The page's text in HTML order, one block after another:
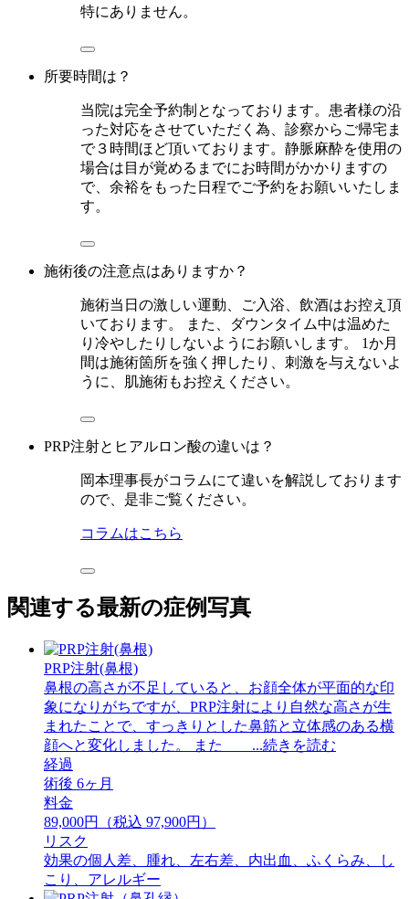
特にありません。
所要時間は？
当院は完全予約制となっております。患者様の沿
った対応をさせていただく為、診察からご帰宅ま
で３時間ほど頂いております。静脈麻酔を使用の
場合は目が覚めるまでにお時間がかかりますの
で、余裕をもった日程でご予約をお願いいたしま
す。
施術後の注意点はありますか？
施術当日の激しい運動、ご入浴、飲酒はお控え頂
いております。 また、ダウンタイム中は温めた
り冷やしたりしないようにお願いします。 1か月
間は施術箇所を強く押したり、刺激を与えないよ
うに、肌施術もお控えください。
PRP注射とヒアルロン酸の違いは？
岡本理事長がコラムにて違いを解説しております
ので、是非ご覧ください。
コラムはこちら
関連する最新の症例写真
PRP注射(鼻根)
鼻根の高さが不足していると、お顔全体が平面的な印
象になりがちですが、PRP注射により自然な高さが生
まれたことで、すっきりとした鼻筋と立体感のある横
顔へと変化しました。 また ...続きを読む
経過
術後 6ヶ月
料金
89,000円（税込 97,900円）
リスク
効果の個人差、腫れ、左右差、内出血、ふくらみ、し
こり、アレルギー